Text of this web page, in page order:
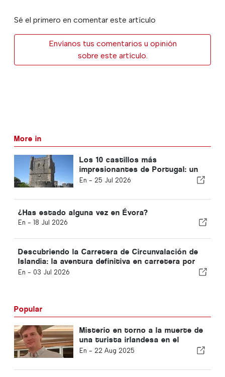
Sé el primero en comentar este artículo
Envíanos tus comentarios u opinión
sobre este artículo.
More in
Los 10 castillos más
impresionantes de Portugal: un
recorrido por la historia del país
En - 25 Jul 2026
¿Has estado alguna vez en Évora?
En - 18 Jul 2026
Descubriendo la Carretera de Circunvalación de
Islandia: la aventura definitiva en carretera por
paisajes espectaculares
En - 03 Jul 2026
Popular
Misterio en torno a la muerte de
una turista irlandesa en el
Algarve
En - 22 Aug 2025